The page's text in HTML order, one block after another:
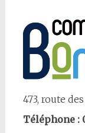
473, route
Téléphone :